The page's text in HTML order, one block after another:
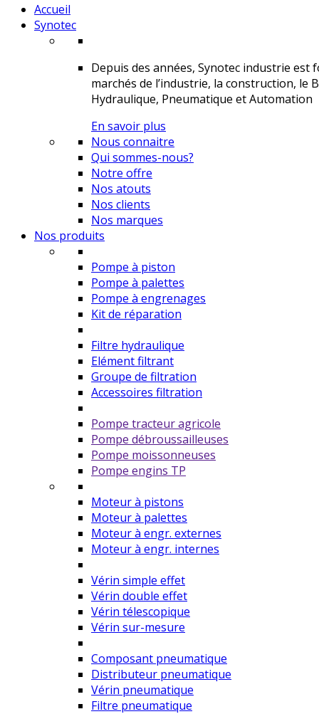
Accueil
Synotec
Depuis des années, Synotec industrie
marchés de l’industrie, la construction, le
Hydraulique, Pneumatique et Automation
En savoir plus
Nous connaitre
Qui sommes-nous?
Notre offre
Nos atouts
Nos clients
Nos marques
Nos produits
Pompe à piston
Pompe à palettes
Pompe à engrenages
Kit de réparation
Filtre hydraulique
Elément filtrant
Groupe de filtration
Accessoires filtration
Pompe tracteur agricole
Pompe débroussailleuses
Pompe moissonneuses
Pompe engins TP
Moteur à pistons
Moteur à palettes
Moteur à engr. externes
Moteur à engr. internes
Vérin simple effet
Vérin double effet
Vérin télescopique
Vérin sur-mesure
Composant pneumatique
Distributeur pneumatique
Vérin pneumatique
Filtre pneumatique